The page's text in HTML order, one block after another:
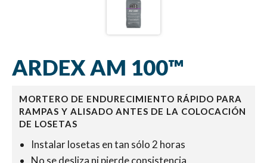
ARDEX AM 100™
MORTERO DE ENDURECIMIENTO RÁPIDO PARA
RAMPAS Y ALISADO ANTES DE LA COLOCACIÓN
DE LOSETAS
Instalar losetas en tan sólo 2 horas
No se desliza ni pierde consistencia